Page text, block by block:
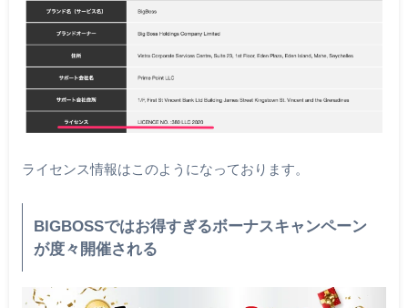
ライセンス情報はこのようになっております。
BIGBOSSではお得すぎるボーナスキャンペーン
が度々開催される